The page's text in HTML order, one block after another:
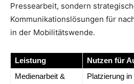
Pressearbeit, sondern
Kommunikationslösungen für
in der Mobilitätswende.
Leistung
Nutzen für
Medienarbeit &
Platzierung